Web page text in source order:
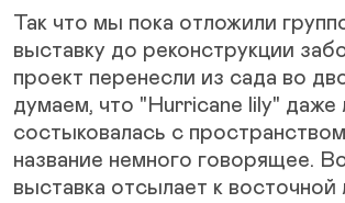
Так что мы пока отложили
выставку до реконструкции
проект перенесли из сада во
думаем, что "Hurricane lily" даже
состыковалась с
название немного говорящее.
выставка отсылает к восточной